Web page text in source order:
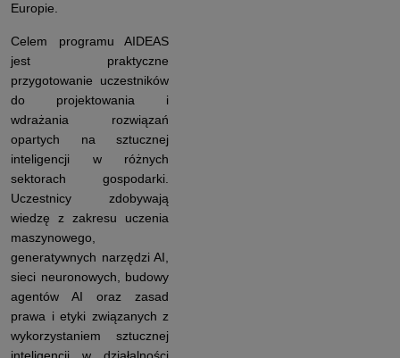
Europie.
Celem programu AIDEAS
jest praktyczne
przygotowanie uczestników
do projektowania i
wdrażania rozwiązań
opartych na sztucznej
inteligencji w różnych
sektorach gospodarki.
Uczestnicy zdobywają
wiedzę z zakresu uczenia
maszynowego,
generatywnych narzędzi AI,
sieci neuronowych, budowy
agentów AI oraz zasad
prawa i etyki związanych z
wykorzystaniem sztucznej